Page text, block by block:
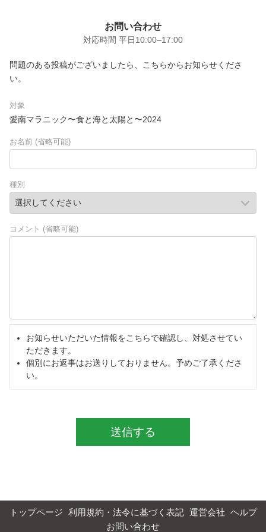
お問い合わせ
対応時間 平日10:00–17:00
問題のある投稿がございましたら、こちらからお知らせくださ
い。
対象
愛南マラニック〜食と海と太陽と〜2024
お名前 (省略可能)
種別
コメント (省略可能)
お知らせいただいた情報をこちらで確認し、対処させてい
ただきます。
個別にお返事はお送りしておりません。予めご了承くださ
い。
送信する
トップページ 利用規約・法令に基づく表記 運営会社 ヘルプ
お問い合わせ